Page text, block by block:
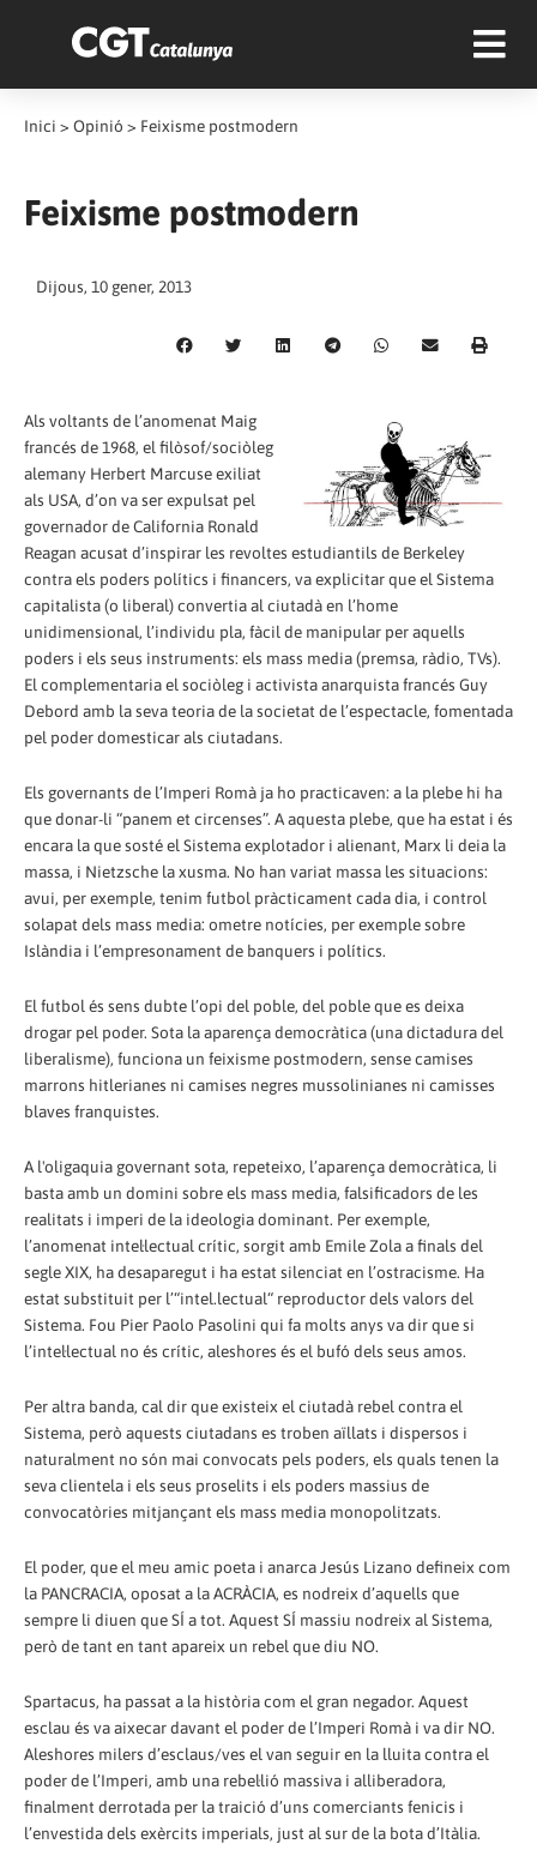
Inici > Opinió > Feixisme postmodern
Feixisme postmodern
Dijous, 10 gener, 2013
Als voltants de l’anomenat Maig
francés de 1968, el filòsof/sociòleg
alemany Herbert Marcuse exiliat
als USA, d’on va ser expulsat pel
governador de California Ronald
Reagan acusat d’inspirar les revoltes estudiantils de Berkeley
contra els poders polítics i financers, va explicitar que el Sistema
capitalista (o liberal) convertia al ciutadà en l’home
unidimensional, l’individu pla, fàcil de manipular per aquells
poders i els seus instruments: els mass media (premsa, ràdio, TVs).
El complementaria el sociòleg i activista anarquista francés Guy
Debord amb la seva teoria de la societat de l’espectacle, fomentada
pel poder domesticar als ciutadans.
Els governants de l’Imperi Romà ja ho practicaven: a la plebe hi ha
que donar-li “panem et circenses”. A aquesta plebe, que ha estat i és
encara la que sosté el Sistema explotador i alienant, Marx li deia la
massa, i Nietzsche la xusma. No han variat massa les situacions:
avui, per exemple, tenim futbol pràcticament cada dia, i control
solapat dels mass media: ometre notícies, per exemple sobre
Islàndia i l’empresonament de banquers i polítics.
El futbol és sens dubte l’opi del poble, del poble que es deixa
drogar pel poder. Sota la aparença democràtica (una dictadura del
liberalisme), funciona un feixisme postmodern, sense camises
marrons hitlerianes ni camises negres mussolinianes ni camisses
blaves franquistes.
A l'oligaquia governant sota, repeteixo, l’aparença democràtica, li
basta amb un domini sobre els mass media, falsificadors de les
realitats i imperi de la ideologia dominant. Per exemple,
l’anomenat intel·lectual crític, sorgit amb Emile Zola a finals del
segle XIX, ha desaparegut i ha estat silenciat en l’ostracisme. Ha
estat substituit per l’“intel.lectual“ reproductor dels valors del
Sistema. Fou Pier Paolo Pasolini qui fa molts anys va dir que si
l’intel·lectual no és crític, aleshores és el bufó dels seus amos.
Per altra banda, cal dir que existeix el ciutadà rebel contra el
Sistema, però aquests ciutadans es troben aïllats i dispersos i
naturalment no són mai convocats pels poders, els quals tenen la
seva clientela i els seus proselits i els poders massius de
convocatòries mitjançant els mass media monopolitzats.
El poder, que el meu amic poeta i anarca Jesús Lizano defineix com
la PANCRACIA, oposat a la ACRÀCIA, es nodreix d’aquells que
sempre li diuen que SÍ a tot. Aquest SÍ massiu nodreix al Sistema,
però de tant en tant apareix un rebel que diu NO.
Spartacus, ha passat a la història com el gran negador. Aquest
esclau és va aixecar davant el poder de l’Imperi Romà i va dir NO.
Aleshores milers d’esclaus/ves el van seguir en la lluita contra el
poder de l’Imperi, amb una rebel·lió massiva i alliberadora,
finalment derrotada per la traició d’uns comerciants fenicis i
l’envestida dels exèrcits imperials, just al sur de la bota d’Itàlia.